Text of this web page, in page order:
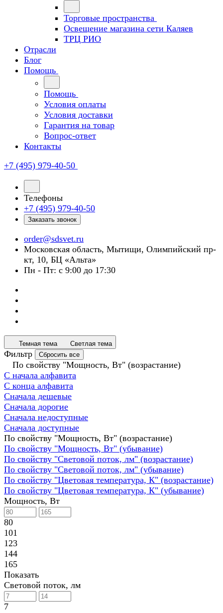
Торговые пространства
Освещение магазина сети Каляев
ТРЦ РИО
Отрасли
Блог
Помощь
Помощь
Условия оплаты
Условия доставки
Гарантия на товар
Вопрос-ответ
Контакты
+7 (495) 979-40-50
Телефоны
+7 (495) 979-40-50
Заказать звонок
order@sdsvet.ru
Московская область, Мытищи, Олимпийский пр-
кт, 10, БЦ «Альта»
Пн - Пт: с 9:00 до 17:30
Темная тема Светлая тема
Фильтр Сбросить все
По свойству "Мощность, Вт" (возрастание)
С начала алфавита
С конца алфавита
Сначала дешевые
Сначала дорогие
Сначала недоступные
Сначала доступные
По свойству "Мощность, Вт" (возрастание)
По свойству "Мощность, Вт" (убывание)
По свойству "Световой поток, лм" (возрастание)
По свойству "Световой поток, лм" (убывание)
По свойству "Цветовая температура, К" (возрастание)
По свойству "Цветовая температура, К" (убывание)
Мощность, Вт
80
101
123
144
165
Показать
Световой поток, лм
7